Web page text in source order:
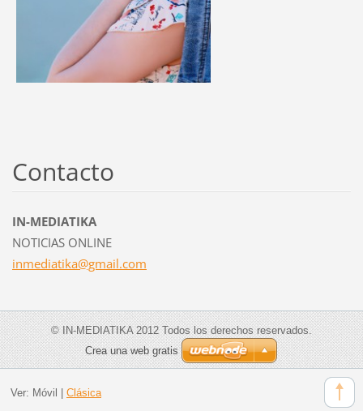
Contacto
IN-MEDIATIKA
NOTICIAS ONLINE
inmediatika@gmail.com
© IN-MEDIATIKA 2012 Todos los derechos reservados.
Crea una web gratis
Ver: Móvil Clásica